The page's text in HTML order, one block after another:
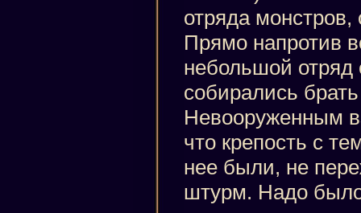
отряда
Прямо напротив
небольшой отряд
собирались
Невооруженным
что крепость с
нее были, не
штурм. Надо